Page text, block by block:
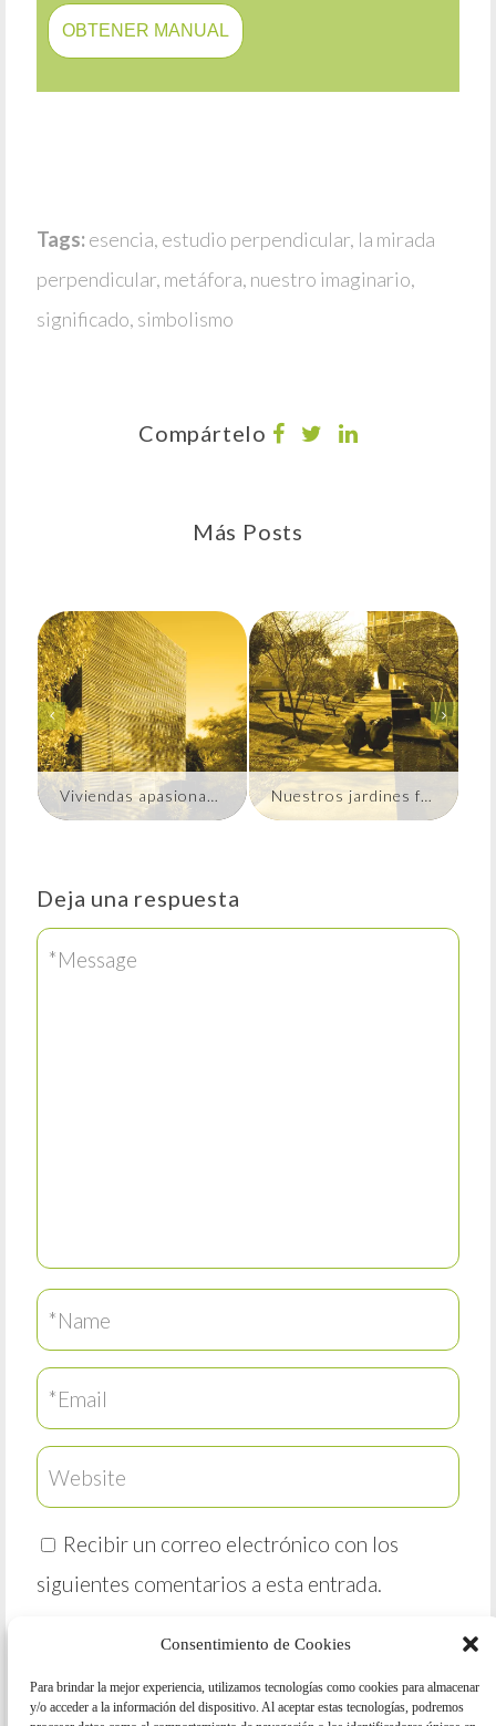
Consentimiento de Cookies
Para brindar la mejor experiencia, utilizamos tecnologías como cookies para almacenar
y/o acceder a la información del dispositivo. Al aceptar estas tecnologías, podremos
Tags:esencia, estudio perpendicular, la mirada
perpendicular, metáfora, nuestro imaginario,
significado, simbolismo
Compártelo
Más Posts
Viviendas apasionantes IV: Casa Carter-Tucker Nuestros jardines favoritos (I): El Jardín de la Paz de la UNESCO, París.
Deja una respuesta
Recibir un correo electrónico con los
siguientes comentarios a esta entrada.